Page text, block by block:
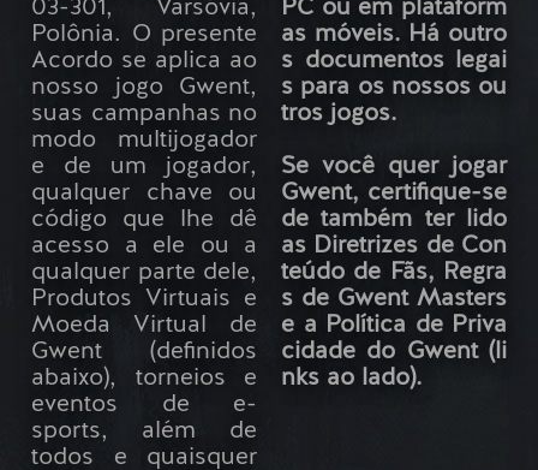
03-301, Varsóvia,
Polônia. O presente
Acordo se aplica ao
nosso jogo Gwent,
suas campanhas no
modo multijogador
e de um jogador,
qualquer chave ou
código que lhe dê
acesso a ele ou a
qualquer parte dele,
Produtos Virtuais e
Moeda Virtual de
Gwent (definidos
abaixo), torneios e
eventos de e-
sports, além de
todos e quaisquer
PC ou em plataform
as móveis. Há outro
s documentos legai
s para os nossos ou
tros jogos.
Se você quer jogar
Gwent, certifique-se
de também ter lido
as Diretrizes de Con
teúdo de Fãs, Regra
s de Gwent Masters
e a Política de Priva
cidade do Gwent (li
nks ao lado).